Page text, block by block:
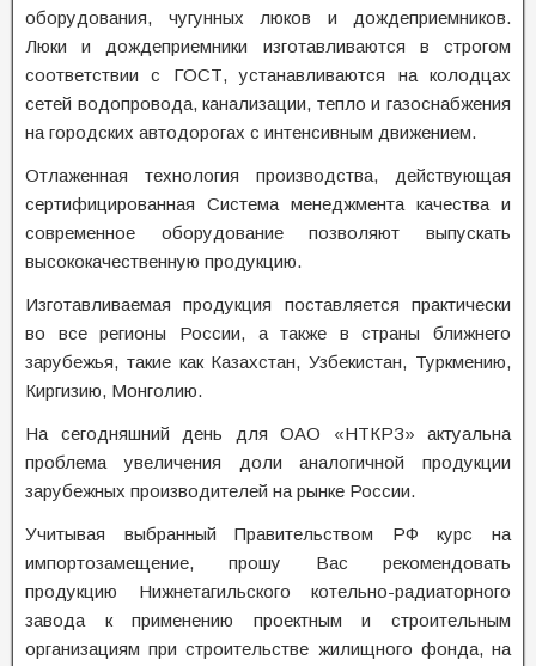
оборудования, чугунных люков и дождеприемников.
Люки и дождеприемники изготавливаются в строгом
соответствии с ГОСТ, устанавливаются на колодцах
сетей водопровода, канализации, тепло и газоснабжения
на городских автодорогах с интенсивным движением.
Отлаженная технология производства, действующая
сертифицированная Система менеджмента качества и
современное оборудование позволяют выпускать
высококачественную продукцию.
Изготавливаемая продукция поставляется практически
во все регионы России, а также в страны ближнего
зарубежья, такие как Казахстан, Узбекистан, Туркмению,
Киргизию, Монголию.
На сегодняшний день для ОАО «НТКРЗ» актуальна
проблема увеличения доли аналогичной продукции
зарубежных производителей на рынке России.
Учитывая выбранный Правительством РФ курс на
импортозамещение, прошу Вас рекомендовать
продукцию Нижнетагильского котельно-радиаторного
завода к применению проектным и строительным
организациям при строительстве жилищного фонда, на